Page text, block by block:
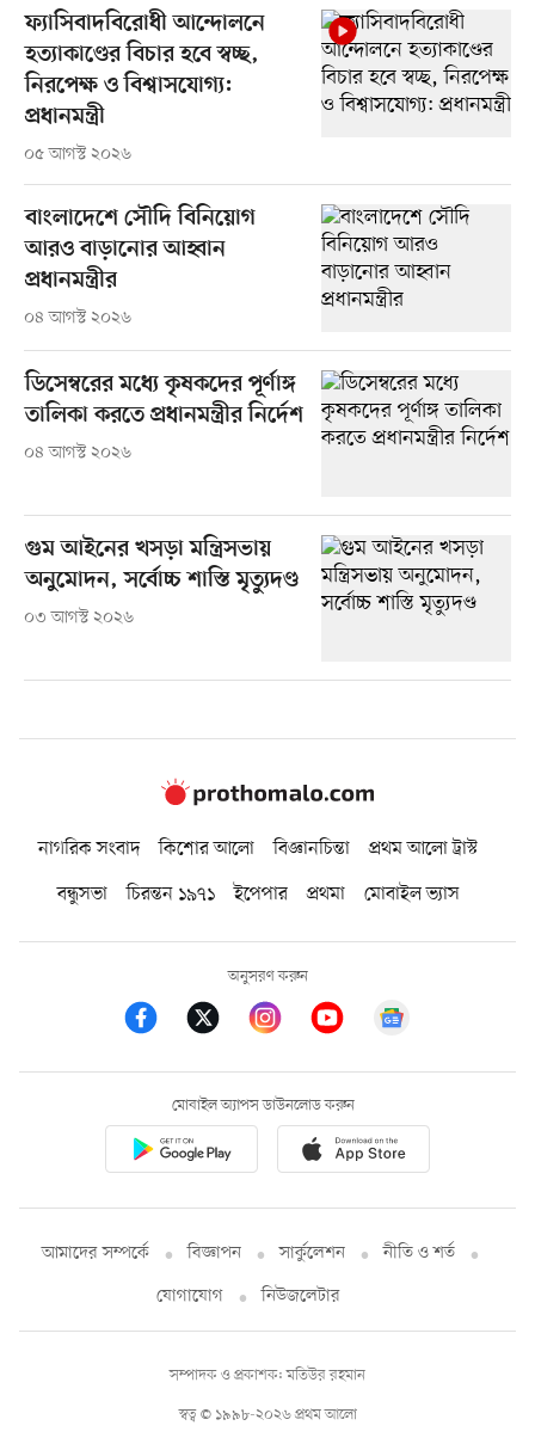
ফ্যাসিবাদবিরোধী আন্দোলনে
হত্যাকাণ্ডের বিচার হবে স্বচ্ছ,
নিরপেক্ষ ও বিশ্বাসযোগ্য:
প্রধানমন্ত্রী
০৫ আগস্ট ২০২৬
বাংলাদেশে সৌদি বিনিয়োগ
আরও বাড়ানোর আহ্বান
প্রধানমন্ত্রীর
০৪ আগস্ট ২০২৬
ডিসেম্বরের মধ্যে কৃষকদের পূর্ণাঙ্গ
তালিকা করতে প্রধানমন্ত্রীর নির্দেশ
০৪ আগস্ট ২০২৬
গুম আইনের খসড়া মন্ত্রিসভায়
অনুমোদন, সর্বোচ্চ শাস্তি মৃত্যুদণ্ড
০৩ আগস্ট ২০২৬
নাগরিক সংবাদ কিশোর আলো বিজ্ঞানচিন্তা
প্রথম আলো ট্রাস্ট
বন্ধুসভা
চিরন্তন ১৯৭১ ইপেপার প্রথমা মোবাইল ভ্যাস
অনুসরণ করুন
মোবাইল অ্যাপস ডাউনলোড করুন
আমাদের সম্পর্কে বিজ্ঞাপন সার্কুলেশন
নীতি ও শর্ত
যোগাযোগ
নিউজলেটার
স্বত্ব © ১৯৯৮-২০২৬ প্রথম আলো
সম্পাদক ও প্রকাশক: মতিউর রহমান